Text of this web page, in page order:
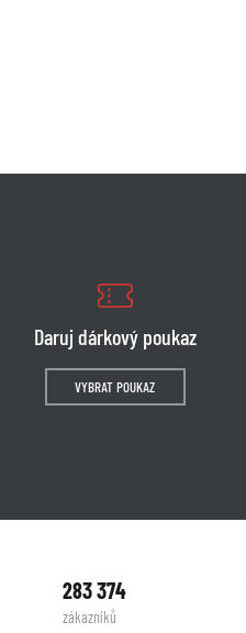
Daruj dárkový poukaz
VYBRAT POUKAZ
283 374
zákazníků